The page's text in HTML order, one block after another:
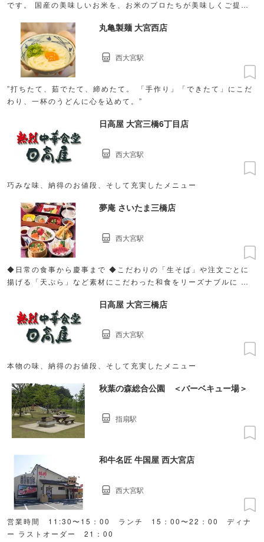
です。 国産の美味しいお米を、お米のプロたちが美味しくご提供
丸亀製麺 大宮西店
”打ちたて、茹でたて、締めたて。 「手作り」「できたて」にこだ
わり、一杯のうどんに心を込めて。”
西大宮駅
日高屋 大宮三橋6丁目店
巧みな味、納得のお値段、そして充実したメニュー
西大宮駅
夢庵 さいたま三橋店
◆日常の食事から慶事まで ◆こだわりの「生そば」や注文ごとに
揚げる「天ぷら」など素材にこだわった和食をリーズナブルに ◆
西大宮駅
日高屋 大宮三橋店
本物の味、納得のお値段、そして充実したメニュー
西大宮駅
秋葉の森総合公園 ＜バーベキュー場＞
指扇駅
和牛名匠 牛国屋 西大宮店
営業時間 11:30〜15：00 ランチ 15：00〜22：00 ディナ
ー ラストオーダー 21：00
西大宮駅